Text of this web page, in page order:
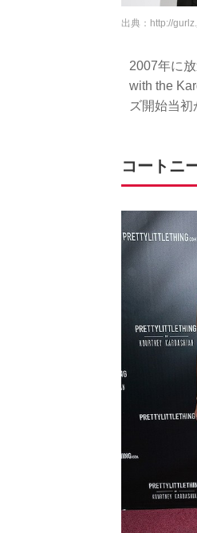
出典： http://
2007年に
with the
ズ開始当初
コートニ